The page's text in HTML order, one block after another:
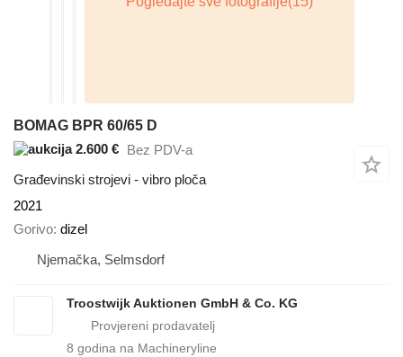
BOMAG BPR 60/65 D
2.600 € Bez PDV-a
Građevinski strojevi - vibro ploča
2021
Gorivo dizel
Njemačka, Selmsdorf
Troostwijk Auktionen GmbH & Co. KG
8 godina na Machineryline